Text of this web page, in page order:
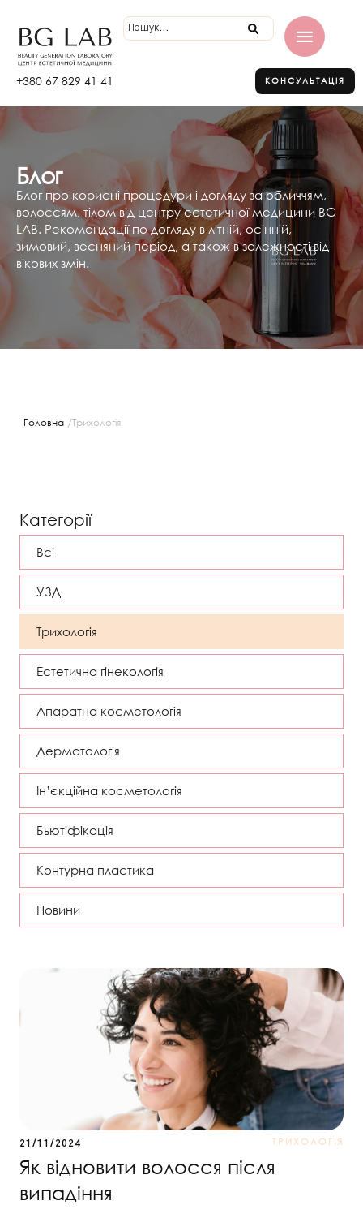
+380 67 829 41 41 КОНСУЛЬТАЦІЯ
Блог
Блог про корисні процедури і догляду за обличчям,
волоссям, тілом від центру естетичної медицини BG
LAB. Рекомендації по догляду в літній, осінній,
зимовий, весняний період, а також в залежності від
вікових змін.
Головна /Трихологія
Категорії
Всі
УЗД
Трихологія
Естетична гінекологія
Апаратна косметологія
Дерматологія
Ін’єкційна косметологія
Бьютіфікація
Контурна пластика
Новини
21/11/2024 ТРИХОЛОГІЯ
Як відновити волосся після
випадіння